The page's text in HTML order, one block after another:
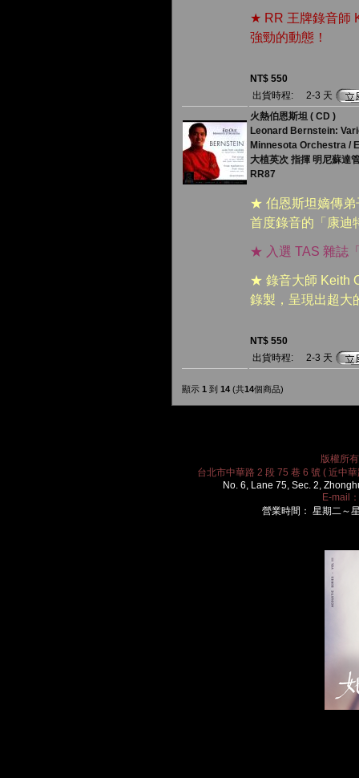
★ RR 王牌錄音師
強勁的動態！
NT$ 550
出貨時程:
2-3 天
火熱伯恩斯坦 ( CD )
Leonard Bernstein:
Minnesota Orchestra /
大植英次 指揮 明尼蘇達
RR87
★ 伯恩斯坦嫡傳弟
首度錄音的「康迪
★ 入選 TAS 雜誌
★ 錄音大師 Keith
錄製，呈現出超大
NT$ 550
出貨時程:
2-3 天
顯示 1 到 14 (共14個商品)
版權所
台北市中華路 2 段 75 巷 6 號 ( 近中
No. 6, Lane 75, Sec. 2,
E-mail：
營業時間： 星期二～